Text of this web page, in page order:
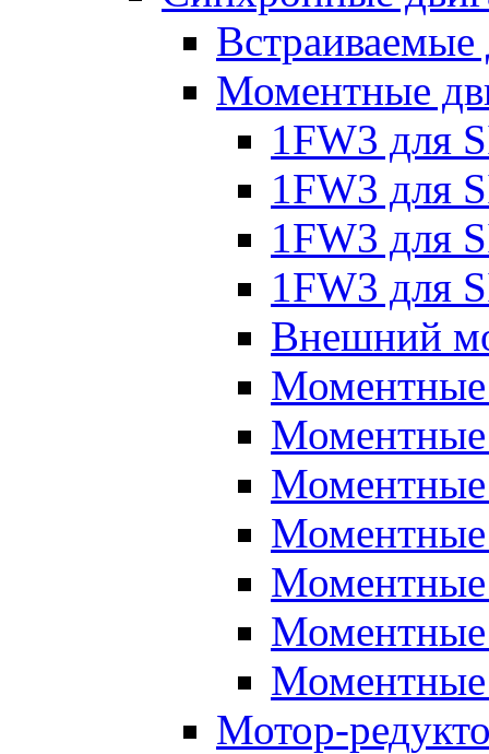
Встраиваемые
Моментные
1FW3 для
1FW3 для
1FW3 для
1FW3 для
Внешний
Моментные
Моментные
Моментные
Моментные
Моментные
Моментные
Моментные
Мотор-